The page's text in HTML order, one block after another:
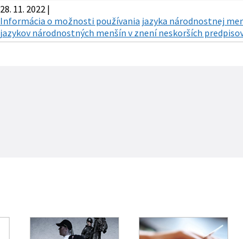
28. 11. 2022 |
Informácia o možnosti používania jazyka národnostnej
jazykov národnostných menšín v znení neskorších